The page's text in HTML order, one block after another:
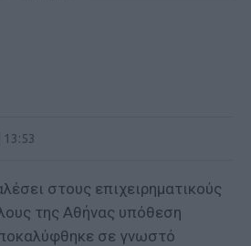
στους επιχειρηματικούς
της Αθήνας υπόθεση
σε γνωστό